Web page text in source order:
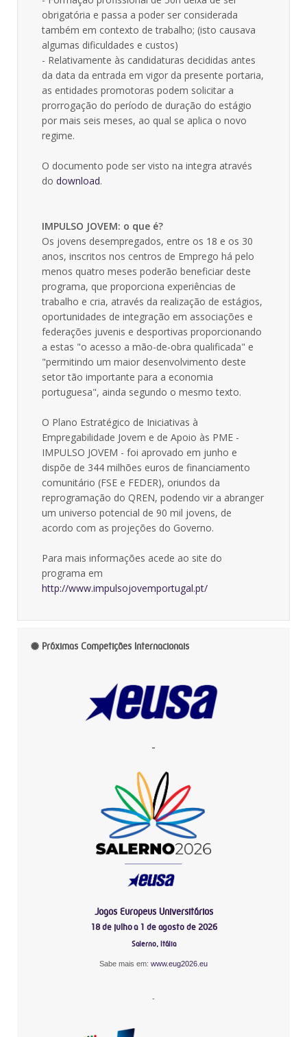
obrigatória e passa a poder ser considerada
também em contexto de trabalho; (isto causava
algumas dificuldades e custos)
- Relativamente às candidaturas decididas antes
da data da entrada em vigor da presente portaria,
as entidades promotoras podem solicitar a
prorrogação do período de duração do estágio
por mais seis meses, ao qual se aplica o novo
regime.
O documento pode ser visto na integra através
do download.
IMPULSO JOVEM: o que é?
Os jovens desempregados, entre os 18 e os 30
anos, inscritos nos centros de Emprego há pelo
menos quatro meses poderão beneficiar deste
programa, que proporciona experiências de
trabalho e cria, através da realização de estágios,
oportunidades de integração em associações e
federações juvenis e desportivas proporcionando
a estas "o acesso a mão-de-obra qualificada" e
"permitindo um maior desenvolvimento deste
setor tão importante para a economia
portuguesa", ainda segundo o mesmo texto.
O Plano Estratégico de Iniciativas à
Empregabilidade Jovem e de Apoio às PME -
IMPULSO JOVEM - foi aprovado em junho e
dispõe de 344 milhões euros de financiamento
comunitário (FSE e FEDER), oriundos da
reprogramação do QREN, podendo vir a abranger
um universo potencial de 90 mil jovens, de
acordo com as projeções do Governo.
Para mais informações acede ao site do
programa em
http://www.impulsojovemportugal.pt/
Próximas Competições Internacionais
-
Jogos Europeus Universitários
18 de julho a 1 de agosto de 2026
Salerno, Itália
Sabe mais em: www.eug2026.eu
-